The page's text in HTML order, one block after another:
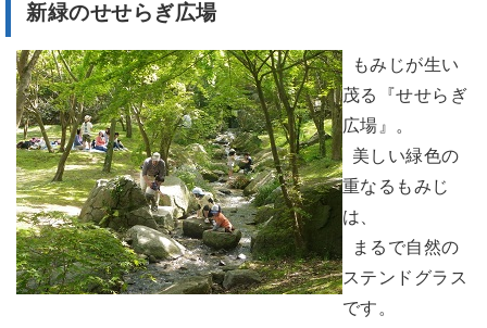
新緑のせせらぎ広場
もみじが生い
茂る『せせらぎ
広場』。
美しい緑色の
重なるもみじ
は、
まるで自然の
ステンドグラス
です。